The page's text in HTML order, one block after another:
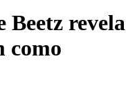
Beetz revela
como